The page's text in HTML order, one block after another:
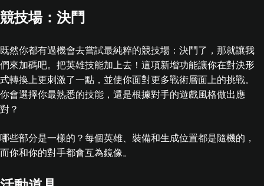
競技場：決鬥
既然你都有過機會去嘗試最純粹的競技場：決鬥了，那就讓我
們來加碼吧。把英雄技能加上去！這項新增功能讓你在對決形
式轉換上更刺激了一點，並使你面對更多戰術層面上的挑戰。
你會選擇你最熟悉的技能，還是根據對手的遊戲風格做出應
對？
哪些部分是一樣的？每個英雄、裝備和生成位置都是隨機的，
而你和你的對手都會互為鏡像。